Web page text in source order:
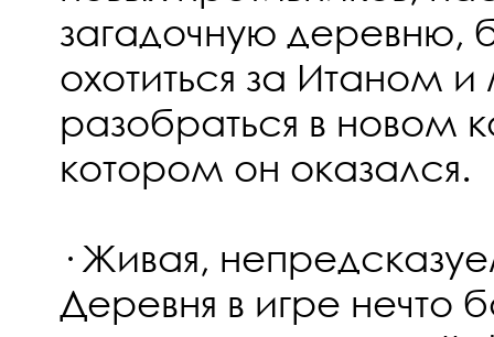
загадочную деревню,
охотиться за Итаном
разобраться в новом
котором он оказался.
· Живая,
Деревня в игре нечто